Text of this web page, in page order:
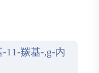
11-羰基-,g-内